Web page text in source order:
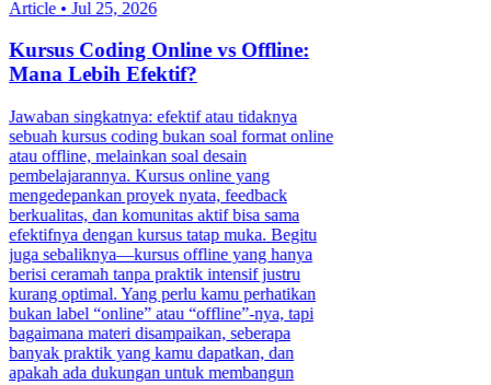
Article • Jul 25, 2026
Kursus Coding Online vs Offline:
Mana Lebih Efektif?
Jawaban singkatnya: efektif atau tidaknya
sebuah kursus coding bukan soal format online
atau offline, melainkan soal desain
pembelajarannya. Kursus online yang
mengedepankan proyek nyata, feedback
berkualitas, dan komunitas aktif bisa sama
efektifnya dengan kursus tatap muka. Begitu
juga sebaliknya—kursus offline yang hanya
berisi ceramah tanpa praktik intensif justru
kurang optimal. Yang perlu kamu perhatikan
bukan label “online” atau “offline”-nya, tapi
bagaimana materi disampaikan, seberapa
banyak praktik yang kamu dapatkan, dan
apakah ada dukungan untuk membangun